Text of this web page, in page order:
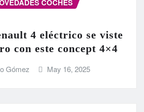
COCHES
4 eléctrico se viste
con este concept 4×4
Gómez May 16, 2025